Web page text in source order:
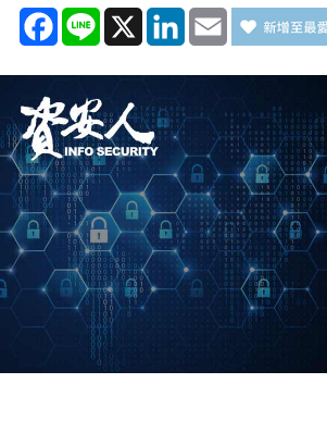
Facebook
Line X LinkedIn
Email